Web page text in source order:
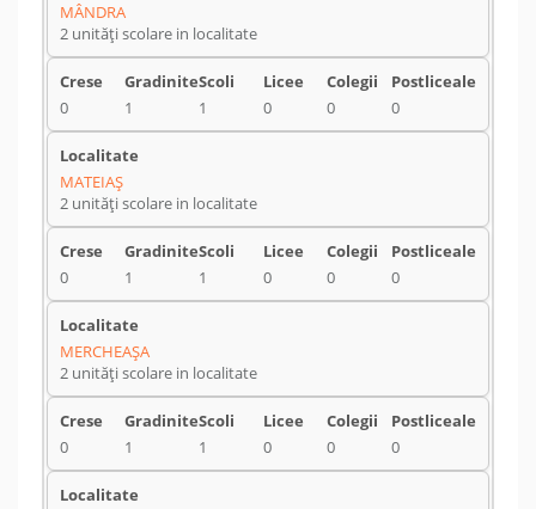
MÂNDRA
2 unități scolare in localitate
0 1 1 0 0 0
MATEIAŞ
2 unități scolare in localitate
0 1 1 0 0 0
MERCHEAŞA
2 unități scolare in localitate
0 1 1 0 0 0